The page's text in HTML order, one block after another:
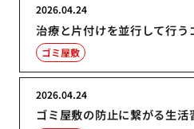
治療と片付けを並行して行う
2026.04.24
ゴミ屋敷
ゴミ屋敷の防止に繋がる生活
2026.04.24